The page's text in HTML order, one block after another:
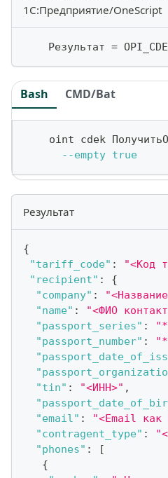
1С:Предприятие/OneScript
    Результат
=
Bash CMD/Bat
oint cdek
--empty true
Результат
{
"tariff_code" :
"<Код
"recipient" :
{
"company" :
"name" : "<ФИО
"passport_series" :
"passport_number" :
"tin" : "<ИНН>" ,
"email" : "<Email как
"contragent_type" :
"phones" :
[
{